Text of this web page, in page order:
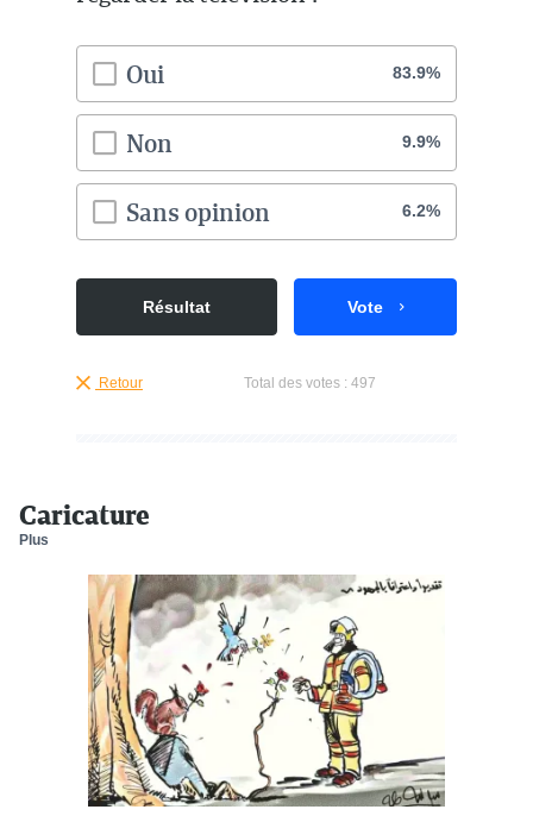
Oui 83.9%
Non 9.9%
Sans opinion 6.2%
Résultat Vote
Retour Total des votes : 497
Caricature
Plus